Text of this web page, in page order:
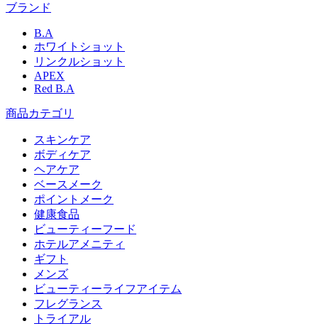
ブランド
B.A
ホワイトショット
リンクルショット
APEX
Red B.A
商品カテゴリ
スキンケア
ボディケア
ヘアケア
​ベースメーク​
ポイントメーク​
健康食品
ビューティーフード
ホテルアメニティ
ギフト
メンズ
ビューティーライフアイテム
フレグランス
トライアル